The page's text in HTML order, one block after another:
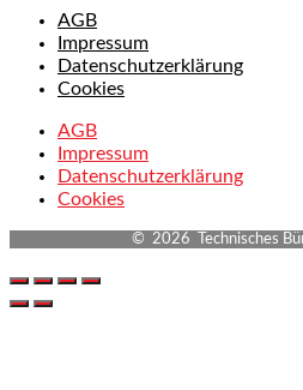
AGB
Impressum
Datenschutzerklärung
Cookies
AGB
Impressum
Datenschutzerklärung
Cookies
© 2026 Technisches